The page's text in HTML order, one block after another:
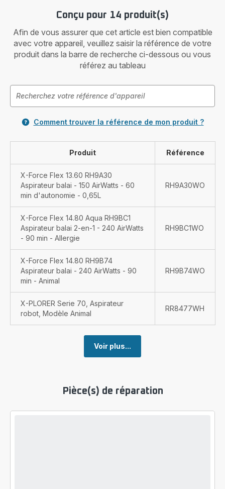
Conçu pour 14 produit(s)
Afin de vous assurer que cet article est bien compatible
avec votre appareil, veuillez saisir la référence de votre
produit dans la barre de recherche ci-dessous ou vous
référez au tableau
Comment trouver la référence de mon produit ?
Produit Référence
X-Force Flex 13.60 RH9A30
Aspirateur balai - 150 AirWatts - 60
min d'autonomie - 0,65L
RH9A30WO
X-Force Flex 14.80 Aqua RH9BC1
Aspirateur balai 2-en-1 - 240 AirWatts
- 90 min - Allergie
RH9BC1WO
X-Force Flex 14.80 RH9B74
Aspirateur balai - 240 AirWatts - 90
min - Animal
RH9B74WO
X-PLORER Serie 70, Aspirateur
robot, Modèle Animal
RR8477WH
Voir plus...
Pièce(s) de réparation